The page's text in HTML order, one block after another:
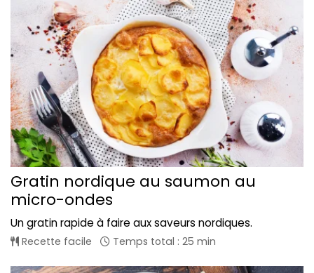
Gratin nordique au saumon au
micro-ondes
Un gratin rapide à faire aux saveurs nordiques.
Recette facile Temps total : 25 min